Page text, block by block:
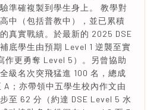
準確複製到學生身上。 教學對
中（包括普教中），並已累積
真實戰績。於最新的 2025 DSE
底學生由預期 Level 1 逆襲至實
作更勇奪 Level 5）。另曾協助
級名次突飛猛進 100 名，總成
A；亦帶領中五學生校內作文由
至 62 分（約達 DSE Level 5 水